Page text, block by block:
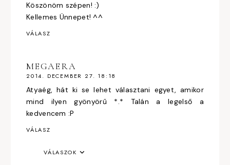
Köszönöm szépen! :)
Kellemes Ünnepet! ^^
VÁLASZ
MEGAERA
2014. DECEMBER 27. 18:18
Atyaég, hát ki se lehet választani egyet, amikor
mind ilyen gyönyörű *.* Talán a legelső a
kedvencem :P
VÁLASZ
VÁLASZOK